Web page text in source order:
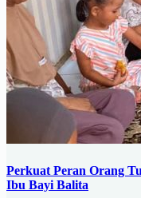
Perkuat Peran Orang
Ibu Bayi Balita